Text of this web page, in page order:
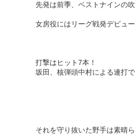
先発は前季、ベストナインの吹
女房役にはリーグ戦発デビュ
打撃はヒット7本！
坂田、核弾頭中村による連打
それを守り抜いた野手は素晴ら